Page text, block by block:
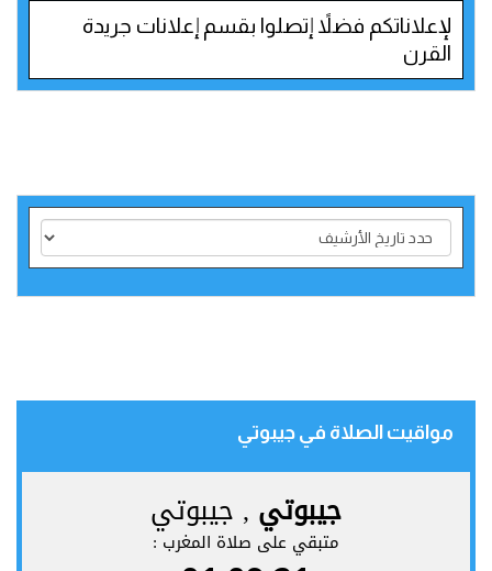
لإعلاناتكم فضلاً إتصلوا بقسم إعلانات جريدة
القرن
مواقيت الصلاة في جيبوتي‎